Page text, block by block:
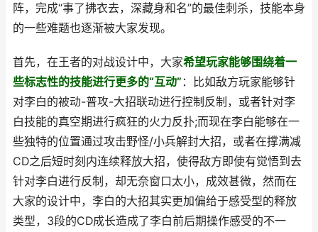
阵，完成“事了拂衣去，深藏身和名”的最佳刺杀，技能本身
的一些难题也逐渐被大家发现。
首先，在王者的对战设计中，大家希望玩家能够围绕着一
些标志性的技能进行更多的“互动” ：比如敌方玩家能够针
对李白的被动-普攻-大招联动进行控制反制，或者针对李
白技能的真空期进行疯狂的火力反扑;而现在李白能够在一
些独特的位置通过攻击野怪/小兵解封大招，或者在撑满减
CD之后短时刻内连续释放大招，使得敌方即使有觉悟到去
针对李白进行反制，却无奈窗口太小，成效甚微，然而在
大家的设计中，李白的大招其实更加偏给于感受型的释放
类型，3段的CD成长造成了李白前后期操作感受的不一